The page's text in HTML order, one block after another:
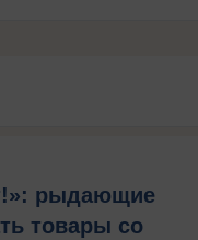
рыдающие
товары со